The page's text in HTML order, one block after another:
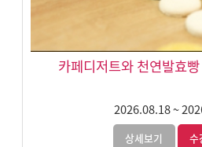
카페디저트와 천연발효
2026.08.18~
상세보기 수